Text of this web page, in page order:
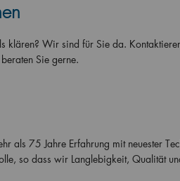
klären? Wir sind für Sie da.
Sie gerne.
als 75 Jahre Erfahrung mit neuester
so dass wir Langlebigkeit, Qualität